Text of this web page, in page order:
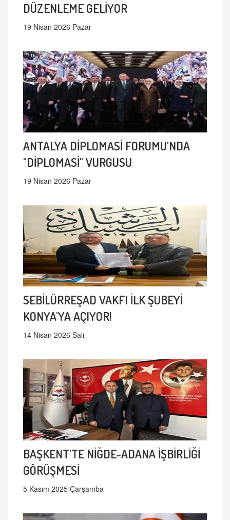
DÜZENLEME GELİYOR
19 Nisan 2026 Pazar
ANTALYA DİPLOMASİ FORUMU'NDA
"DİPLOMASİ" VURGUSU
19 Nisan 2026 Pazar
SEBİLÜRREŞAD VAKFI İLK ŞUBEYİ
KONYA'YA AÇIYOR!
14 Nisan 2026 Salı
BAŞKENT'TE NİĞDE-ADANA İŞBİRLİĞİ
GÖRÜŞMESİ
5 Kasım 2025 Çarşamba